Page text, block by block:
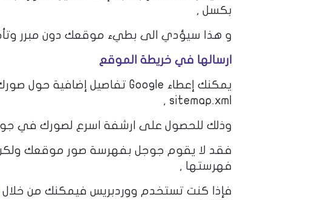
بكسل ,
و هذا سيؤدي الى بطيء موقعك دون مبرر
ارسالها في خريطة الموقع
sitemap.xml ,
وذلك للحصول على ارشفة اسرع لصورك في
فقد لا يقوم جوجل بفهرسة صور موقعك ولكن
فهرستها ,
فإذا كنت تستخدم ووردبريس فيمكنك من خلال